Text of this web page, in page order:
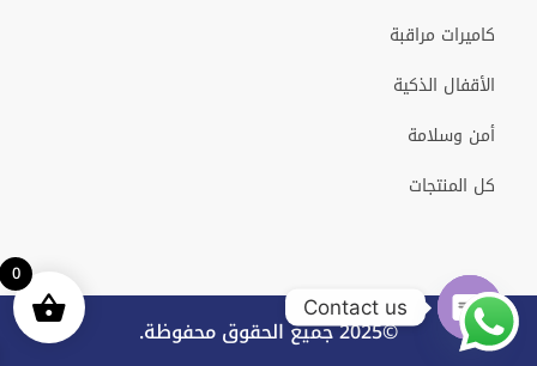
كاميرات مراقبة
الأقفال الذكية
أمن وسلامة
كل المنتجات
©2025 جميع الحقوق محفوظة.
0
Contact us
Open chaty